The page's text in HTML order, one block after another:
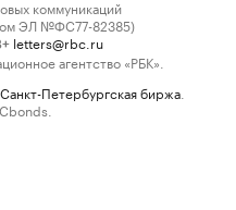
коммуникаций
ЭЛ №ФС77-82385)
letters@rbc.ru
агентство «РБК».
Санкт-Петербургская биржа